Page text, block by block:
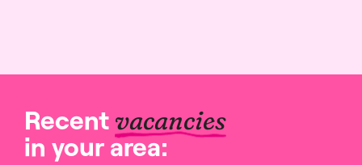
Recent vacancies
in your area: